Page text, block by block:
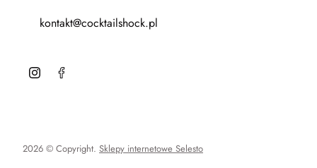
kontakt@cocktailshock.pl
2026 © Copyright. Sklepy internetowe Selesto